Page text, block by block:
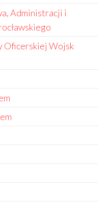
Administracji i
Oficerskiej Wojsk